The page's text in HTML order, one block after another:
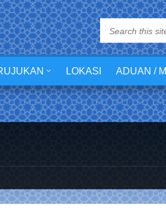
LOKASI ADUAN /